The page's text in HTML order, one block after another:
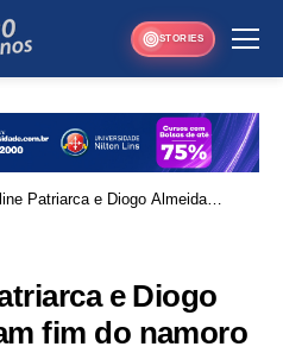
STORIES
Patriarca e Diogo Almeida
e Diogo
fim do namoro